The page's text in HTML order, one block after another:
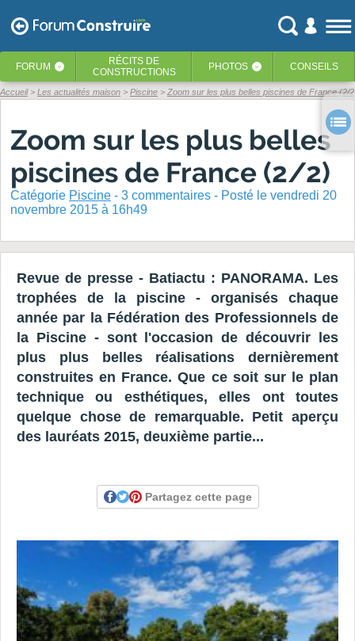
FORUM ‹ RÉCITS DE
CONSTRUCTIONS
PHOTOS ‹ CONSEILS
Accueil Les actualités maison Piscine Zoom sur les plus belles piscines de France (2/
Zoom sur les plus belles
piscines de France (2/2)
Catégorie Piscine - 3 commentaires - Posté le vendredi 20
novembre 2015 à 16h49
Revue de presse - Batiactu : PANORAMA. Les
trophées de la piscine - organisés chaque
année par la Fédération des Professionnels de
la Piscine - sont l'occasion de découvrir les
plus plus belles réalisations dernièrement
construites en France. Que ce soit sur le plan
technique ou esthétiques, elles ont toutes
quelque chose de remarquable. Petit aperçu
des lauréats 2015, deuxième partie...
Partagez cette page